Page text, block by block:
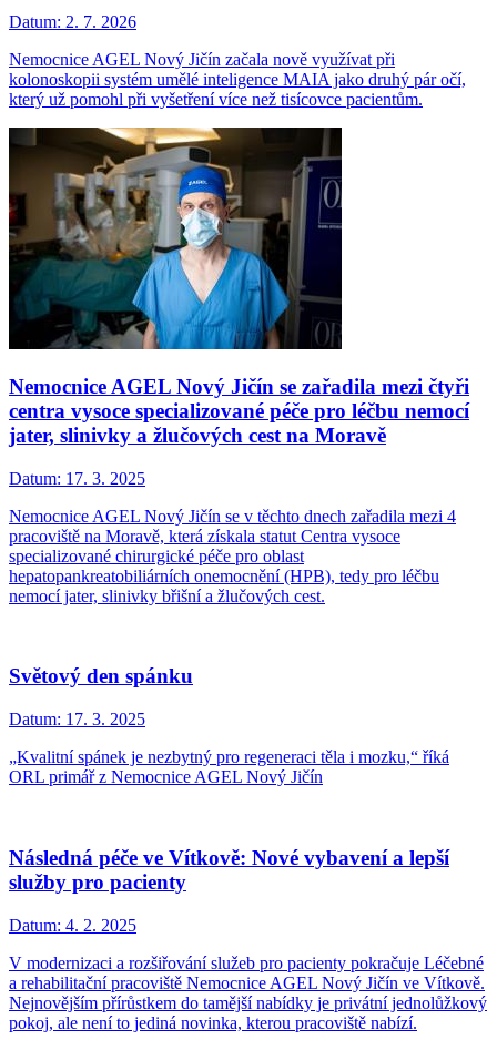
Datum: 2. 7. 2026
​​​​​​​Nemocnice AGEL Nový Jičín začala nově využívat při
kolonoskopii systém umělé inteligence MAIA jako druhý pár očí,
který už pomohl při vyšetření více než tisícovce pacientům.
Nemocnice AGEL Nový Jičín se zařadila mezi čtyři
centra vysoce specializované péče pro léčbu nemocí
jater, slinivky a žlučových cest na Moravě
Datum: 17. 3. 2025
Nemocnice AGEL Nový Jičín se v těchto dnech zařadila mezi 4
pracoviště na Moravě, která získala statut Centra vysoce
specializované chirurgické péče pro oblast
hepatopankreatobiliárních onemocnění (HPB), tedy pro léčbu
nemocí jater, slinivky břišní a žlučových cest.
Světový den spánku
Datum: 17. 3. 2025
„Kvalitní spánek je nezbytný pro regeneraci těla i mozku,“ říká
ORL primář z Nemocnice AGEL Nový Jičín
Následná péče ve Vítkově: Nové vybavení a lepší
služby pro pacienty
Datum: 4. 2. 2025
​​​​​​​V modernizaci a rozšiřování služeb pro pacienty pokračuje Léčebné
a rehabilitační pracoviště Nemocnice AGEL Nový Jičín ve Vítkově.
Nejnovějším přírůstkem do tamější nabídky je privátní jednolůžkový
pokoj, ale není to jediná novinka, kterou pracoviště nabízí.